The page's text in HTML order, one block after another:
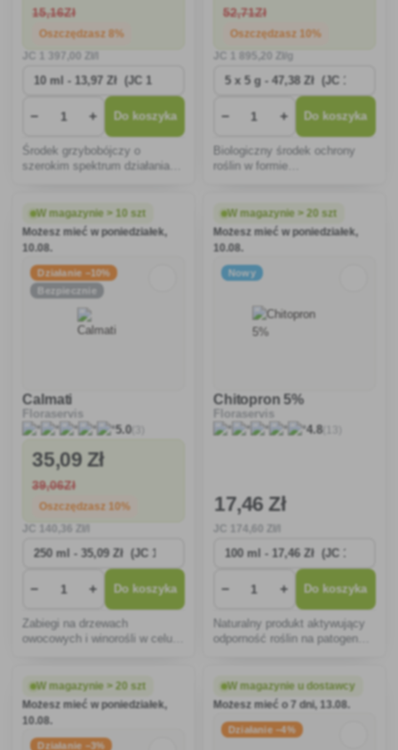
15,16Zł
Oszczędzasz 8%
− + Do koszyka
Środek grzybobójczy o
szerokim spektrum działania.
sprawczych chorób warzyw,
takich jak mączniak, zgorzel,
septoria, czarna plamistość,
52,71Zł
Oszczędzasz 10%
,20 Zł/g
− + Do koszyka
Biologiczny środek ochrony
roślin w formie
truskawek, malin, sałaty,
papryki, pomidorów przed
mączniakiem.
W magazynie > 10 szt
Możesz mieć w poniedziałek,
10.08.
Działanie −10%
Bezpiecznie
Calmati
Floraservis
5.0(3)
35,09 Zł
39,06Zł
Oszczędzasz 10%
− + Do koszyka
Zabiegi na drzewach
owocowych i winorośli w celu
peronospory)
W magazynie > 20 szt
Możesz mieć w poniedziałek,
10.08.
Nowy
Chitopron 5%
Floraservis
4.8(13)
17,46 Zł
− + Do koszyka
Naturalny produkt aktywujący
odporność roślin na patogenne
W magazynie > 20 szt
Możesz mieć w poniedziałek,
10.08.
Działanie −3%
W magazynie u dostawcy
Możesz mieć o 7 dni, 13.08.
Działanie −4%